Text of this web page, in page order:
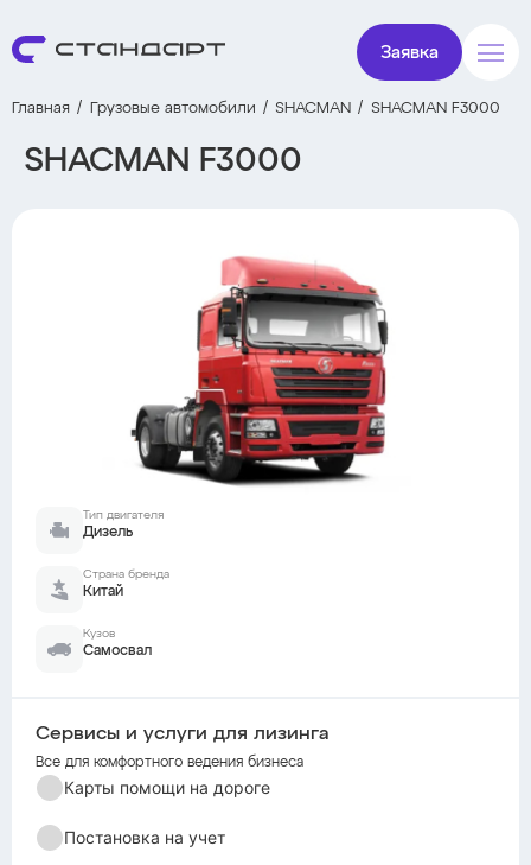
Заявка
Главная Грузовые автомобили SHACMAN SHACMAN F3000
SHACMAN F3000
Тип двигателя
Дизель
Страна бренда
Китай
Кузов
Самосвал
Сервисы и услуги для лизинга
Все для комфортного ведения бизнеса
Карты помощи на дороге
Постановка на учет